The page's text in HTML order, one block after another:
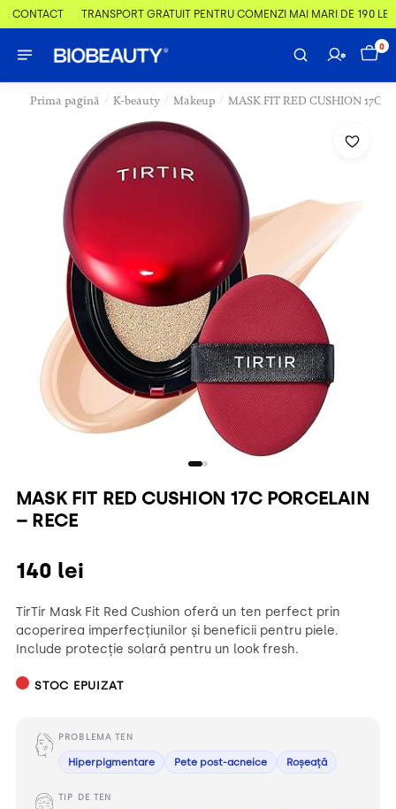
CONTACT TRANSPORT GRATUIT PENTRU COMENZI MAI MARI DE 190 LEI
0
Prima pagină / K-beauty / Makeup / MASK FIT RED CUSHION 17C
MASK FIT RED CUSHION 17C PORCELAIN
– RECE
140 lei
TirTir Mask Fit Red Cushion oferă un ten perfect prin
acoperirea imperfecțiunilor și beneficii pentru piele.
Include protecție solară pentru un look fresh.
STOC EPUIZAT
PROBLEMA TEN
Hiperpigmentare Pete post-acneice Roșeață
TIP DE TEN